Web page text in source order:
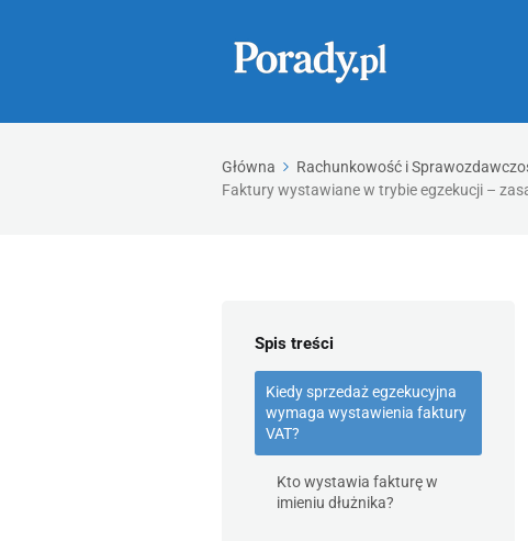
Główna Rachunkowość i
Faktury wystawiane w trybie egzekucji –
Spis treści
Kiedy sprzedaż egzekucyjna
wymaga wystawienia faktury
VAT?
Kto wystawia fakturę w
imieniu dłużnika?